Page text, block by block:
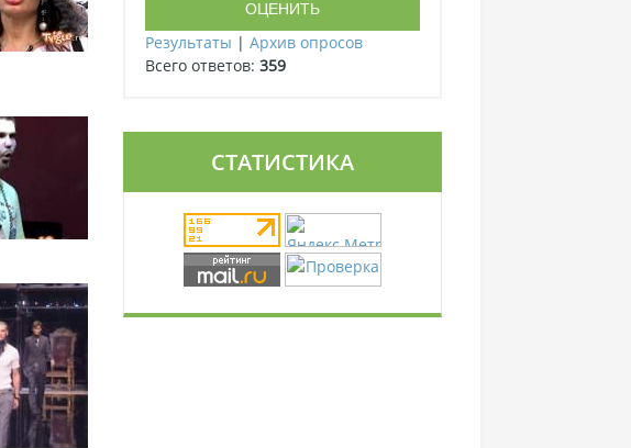
Результаты | Архив опросов
Всего ответов: 359
СТАТИСТИКА